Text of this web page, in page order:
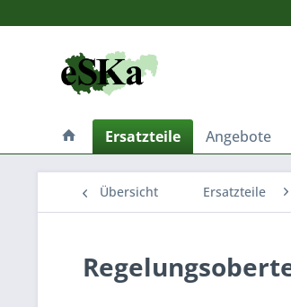
Ersatzteile Angebote
Übersicht Ersatzteile